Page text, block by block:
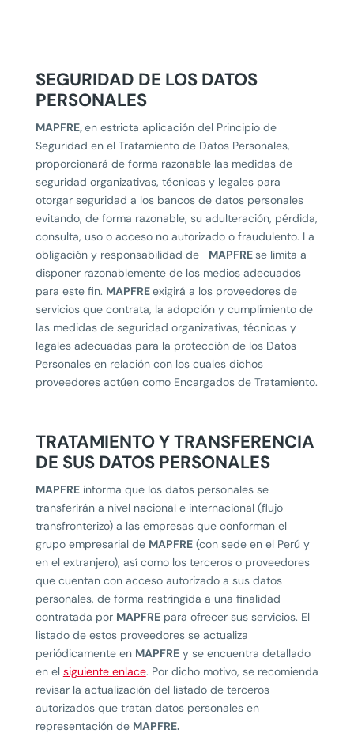
SEGURIDAD DE LOS DATOS
PERSONALES
MAPFRE,en estricta aplicación del Principio de
Seguridad en el Tratamiento de Datos Personales,
proporcionará de forma razonable las medidas de
seguridad organizativas, técnicas y legales para
otorgar seguridad a los bancos de datos personales
evitando, de forma razonable, su adulteración, pérdida,
consulta, uso o acceso no autorizado o fraudulento. La
obligación y responsabilidad de MAPFREse limita a
disponer razonablemente de los medios adecuados
para este fin. MAPFREexigirá a los proveedores de
servicios que contrata, la adopción y cumplimiento de
las medidas de seguridad organizativas, técnicas y
legales adecuadas para la protección de los Datos
Personales en relación con los cuales dichos
proveedores actúen como Encargados de Tratamiento.
TRATAMIENTO Y TRANSFERENCIA
DE SUS DATOS PERSONALES
MAPFREinforma que los datos personales se
transferirán a nivel nacional e internacional (flujo
transfronterizo) a las empresas que conforman el
grupo empresarial de MAPFRE(con sede en el Perú y
en el extranjero), así como los terceros o proveedores
que cuentan con acceso autorizado a sus datos
personales, de forma restringida a una finalidad
contratada por MAPFREpara ofrecer sus servicios. El
listado de estos proveedores se actualiza
periódicamente en MAPFREy se encuentra detallado
en el siguiente enlace. Por dicho motivo, se recomienda
revisar la actualización del listado de terceros
autorizados que tratan datos personales en
representación de MAPFRE.